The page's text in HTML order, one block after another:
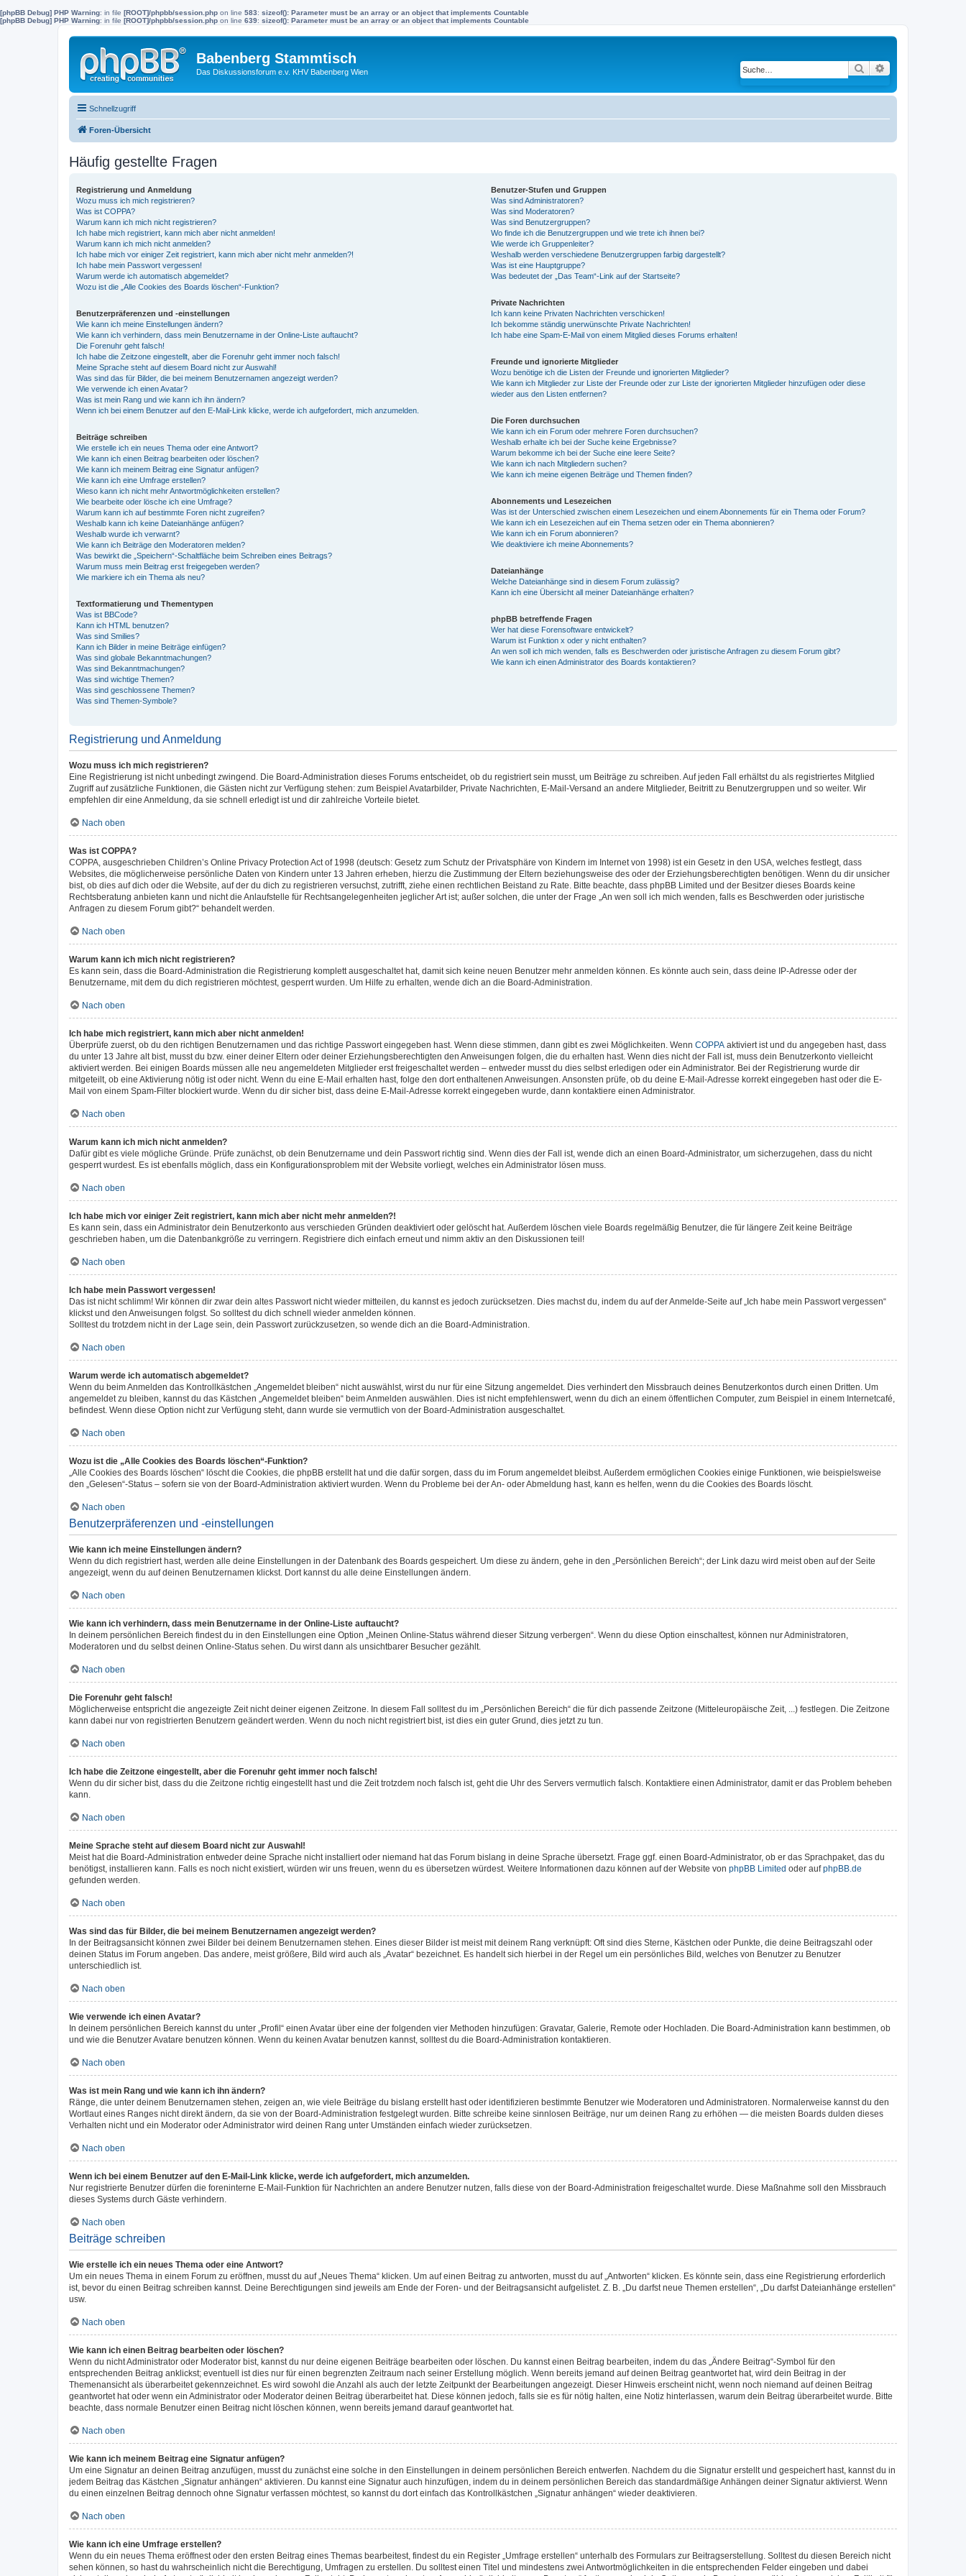
[phpBB Debug] PHP Warning: in file [ROOT]/phpbb/session.php on line 583: sizeof(): Parameter must be an array or an object that implements Countable
[phpBB Debug] PHP Warning: in file [ROOT]/phpbb/session.php on line 639: sizeof(): Parameter must be an array or an object that implements Countable
Babenberg Stammtisch
Das Diskussionsforum e.v. KHV Babenberg Wien Suche
Schnellzugriff
Foren-Übersicht
Häufig gestellte Fragen
Registrierung und Anmeldung
Wozu muss ich mich registrieren?
Was ist COPPA?
Warum kann ich mich nicht registrieren?
Ich habe mich registriert, kann mich aber nicht anmelden!
Warum kann ich mich nicht anmelden?
Ich habe mich vor einiger Zeit registriert, kann mich aber nicht mehr anmelden?!
Ich habe mein Passwort vergessen!
Warum werde ich automatisch abgemeldet?
Wozu ist die „Alle Cookies des Boards löschen“-Funktion?
Benutzerpräferenzen und -einstellungen
Wie kann ich meine Einstellungen ändern?
Wie kann ich verhindern, dass mein Benutzername in der Online-Liste auftaucht?
Die Forenuhr geht falsch!
Ich habe die Zeitzone eingestellt, aber die Forenuhr geht immer noch falsch!
Meine Sprache steht auf diesem Board nicht zur Auswahl!
Was sind das für Bilder, die bei meinem Benutzernamen angezeigt werden?
Wie verwende ich einen Avatar?
Was ist mein Rang und wie kann ich ihn ändern?
Wenn ich bei einem Benutzer auf den E-Mail-Link klicke, werde ich aufgefordert, mich anzumelden.
Beiträge schreiben
Wie erstelle ich ein neues Thema oder eine Antwort?
Wie kann ich einen Beitrag bearbeiten oder löschen?
Wie kann ich meinem Beitrag eine Signatur anfügen?
Wie kann ich eine Umfrage erstellen?
Wieso kann ich nicht mehr Antwortmöglichkeiten erstellen?
Wie bearbeite oder lösche ich eine Umfrage?
Warum kann ich auf bestimmte Foren nicht zugreifen?
Weshalb kann ich keine Dateianhänge anfügen?
Weshalb wurde ich verwarnt?
Wie kann ich Beiträge den Moderatoren melden?
Was bewirkt die „Speichern“-Schaltfläche beim Schreiben eines Beitrags?
Warum muss mein Beitrag erst freigegeben werden?
Wie markiere ich ein Thema als neu?
Textformatierung und Thementypen
Was ist BBCode?
Kann ich HTML benutzen?
Was sind Smilies?
Kann ich Bilder in meine Beiträge einfügen?
Was sind globale Bekanntmachungen?
Was sind Bekanntmachungen?
Was sind wichtige Themen?
Was sind geschlossene Themen?
Was sind Themen-Symbole?
Benutzer-Stufen und Gruppen
Was sind Administratoren?
Was sind Moderatoren?
Was sind Benutzergruppen?
Wo finde ich die Benutzergruppen und wie trete ich ihnen bei?
Wie werde ich Gruppenleiter?
Weshalb werden verschiedene Benutzergruppen farbig dargestellt?
Was ist eine Hauptgruppe?
Was bedeutet der „Das Team“-Link auf der Startseite?
Private Nachrichten
Ich kann keine Privaten Nachrichten verschicken!
Ich bekomme ständig unerwünschte Private Nachrichten!
Ich habe eine Spam-E-Mail von einem Mitglied dieses Forums erhalten!
Freunde und ignorierte Mitglieder
Wozu benötige ich die Listen der Freunde und ignorierten Mitglieder?
Wie kann ich Mitglieder zur Liste der Freunde oder zur Liste der ignorierten Mitglieder hinzufügen oder diese
wieder aus den Listen entfernen?
Die Foren durchsuchen
Wie kann ich ein Forum oder mehrere Foren durchsuchen?
Weshalb erhalte ich bei der Suche keine Ergebnisse?
Warum bekomme ich bei der Suche eine leere Seite?
Wie kann ich nach Mitgliedern suchen?
Wie kann ich meine eigenen Beiträge und Themen finden?
Abonnements und Lesezeichen
Was ist der Unterschied zwischen einem Lesezeichen und einem Abonnements für ein Thema oder Forum?
Wie kann ich ein Lesezeichen auf ein Thema setzen oder ein Thema abonnieren?
Wie kann ich ein Forum abonnieren?
Wie deaktiviere ich meine Abonnements?
Dateianhänge
Welche Dateianhänge sind in diesem Forum zulässig?
Kann ich eine Übersicht all meiner Dateianhänge erhalten?
phpBB betreffende Fragen
Wer hat diese Forensoftware entwickelt?
Warum ist Funktion x oder y nicht enthalten?
An wen soll ich mich wenden, falls es Beschwerden oder juristische Anfragen zu diesem Forum gibt?
Wie kann ich einen Administrator des Boards kontaktieren?
Registrierung und Anmeldung
Wozu muss ich mich registrieren?
Eine Registrierung ist nicht unbedingt zwingend. Die Board-Administration dieses Forums entscheidet, ob du registriert sein musst, um Beiträge zu schreiben. Auf jeden Fall erhältst du als registriertes Mitglied
Zugriff auf zusätzliche Funktionen, die Gästen nicht zur Verfügung stehen: zum Beispiel Avatarbilder, Private Nachrichten, E-Mail-Versand an andere Mitglieder, Beitritt zu Benutzergruppen und so weiter. Wir
empfehlen dir eine Anmeldung, da sie schnell erledigt ist und dir zahlreiche Vorteile bietet.
Nach oben
Was ist COPPA?
COPPA, ausgeschrieben Children’s Online Privacy Protection Act of 1998 (deutsch: Gesetz zum Schutz der Privatsphäre von Kindern im Internet von 1998) ist ein Gesetz in den USA, welches festlegt, dass
Websites, die möglicherweise persönliche Daten von Kindern unter 13 Jahren erheben, hierzu die Zustimmung der Eltern beziehungsweise des oder der Erziehungsberechtigten benötigen. Wenn du dir unsicher
bist, ob dies auf dich oder die Website, auf der du dich zu registrieren versuchst, zutrifft, ziehe einen rechtlichen Beistand zu Rate. Bitte beachte, dass phpBB Limited und der Besitzer dieses Boards keine
Rechtsberatung anbieten kann und nicht die Anlaufstelle für Rechtsangelegenheiten jeglicher Art ist; außer solchen, die unter der Frage „An wen soll ich mich wenden, falls es Beschwerden oder juristische
Anfragen zu diesem Forum gibt?“ behandelt werden.
Nach oben
Warum kann ich mich nicht registrieren?
Es kann sein, dass die Board-Administration die Registrierung komplett ausgeschaltet hat, damit sich keine neuen Benutzer mehr anmelden können. Es könnte auch sein, dass deine IP-Adresse oder der
Benutzername, mit dem du dich registrieren möchtest, gesperrt wurden. Um Hilfe zu erhalten, wende dich an die Board-Administration.
Nach oben
Ich habe mich registriert, kann mich aber nicht anmelden!
Überprüfe zuerst, ob du den richtigen Benutzernamen und das richtige Passwort eingegeben hast. Wenn diese stimmen, dann gibt es zwei Möglichkeiten. Wenn COPPA aktiviert ist und du angegeben hast, dass
du unter 13 Jahre alt bist, musst du bzw. einer deiner Eltern oder deiner Erziehungsberechtigten den Anweisungen folgen, die du erhalten hast. Wenn dies nicht der Fall ist, muss dein Benutzerkonto vielleicht
aktiviert werden. Bei einigen Boards müssen alle neu angemeldeten Mitglieder erst freigeschaltet werden – entweder musst du dies selbst erledigen oder ein Administrator. Bei der Registrierung wurde dir
mitgeteilt, ob eine Aktivierung nötig ist oder nicht. Wenn du eine E-Mail erhalten hast, folge den dort enthaltenen Anweisungen. Ansonsten prüfe, ob du deine E-Mail-Adresse korrekt eingegeben hast oder die E-
Mail von einem Spam-Filter blockiert wurde. Wenn du dir sicher bist, dass deine E-Mail-Adresse korrekt eingegeben wurde, dann kontaktiere einen Administrator.
Nach oben
Warum kann ich mich nicht anmelden?
Dafür gibt es viele mögliche Gründe. Prüfe zunächst, ob dein Benutzername und dein Passwort richtig sind. Wenn dies der Fall ist, wende dich an einen Board-Administrator, um sicherzugehen, dass du nicht
gesperrt wurdest. Es ist ebenfalls möglich, dass ein Konfigurationsproblem mit der Website vorliegt, welches ein Administrator lösen muss.
Nach oben
Ich habe mich vor einiger Zeit registriert, kann mich aber nicht mehr anmelden?!
Es kann sein, dass ein Administrator dein Benutzerkonto aus verschieden Gründen deaktiviert oder gelöscht hat. Außerdem löschen viele Boards regelmäßig Benutzer, die für längere Zeit keine Beiträge
geschrieben haben, um die Datenbankgröße zu verringern. Registriere dich einfach erneut und nimm aktiv an den Diskussionen teil!
Nach oben
Ich habe mein Passwort vergessen!
Das ist nicht schlimm! Wir können dir zwar dein altes Passwort nicht wieder mitteilen, du kannst es jedoch zurücksetzen. Dies machst du, indem du auf der Anmelde-Seite auf „Ich habe mein Passwort vergessen“
klickst und den Anweisungen folgst. So solltest du dich schnell wieder anmelden können.
Solltest du trotzdem nicht in der Lage sein, dein Passwort zurückzusetzen, so wende dich an die Board-Administration.
Nach oben
Warum werde ich automatisch abgemeldet?
Wenn du beim Anmelden das Kontrollkästchen „Angemeldet bleiben“ nicht auswählst, wirst du nur für eine Sitzung angemeldet. Dies verhindert den Missbrauch deines Benutzerkontos durch einen Dritten. Um
angemeldet zu bleiben, kannst du das Kästchen „Angemeldet bleiben“ beim Anmelden auswählen. Dies ist nicht empfehlenswert, wenn du dich an einem öffentlichen Computer, zum Beispiel in einem Internetcafé,
befindest. Wenn diese Option nicht zur Verfügung steht, dann wurde sie vermutlich von der Board-Administration ausgeschaltet.
Nach oben
Wozu ist die „Alle Cookies des Boards löschen“-Funktion?
„Alle Cookies des Boards löschen“ löscht die Cookies, die phpBB erstellt hat und die dafür sorgen, dass du im Forum angemeldet bleibst. Außerdem ermöglichen Cookies einige Funktionen, wie beispielsweise
den „Gelesen“-Status – sofern sie von der Board-Administration aktiviert wurden. Wenn du Probleme bei der An- oder Abmeldung hast, kann es helfen, wenn du die Cookies des Boards löscht.
Nach oben
Benutzerpräferenzen und -einstellungen
Wie kann ich meine Einstellungen ändern?
Wenn du dich registriert hast, werden alle deine Einstellungen in der Datenbank des Boards gespeichert. Um diese zu ändern, gehe in den „Persönlichen Bereich“; der Link dazu wird meist oben auf der Seite
angezeigt, wenn du auf deinen Benutzernamen klickst. Dort kannst du alle deine Einstellungen ändern.
Nach oben
Wie kann ich verhindern, dass mein Benutzername in der Online-Liste auftaucht?
In deinem persönlichen Bereich findest du in den Einstellungen eine Option „Meinen Online-Status während dieser Sitzung verbergen“. Wenn du diese Option einschaltest, können nur Administratoren,
Moderatoren und du selbst deinen Online-Status sehen. Du wirst dann als unsichtbarer Besucher gezählt.
Nach oben
Die Forenuhr geht falsch!
Möglicherweise entspricht die angezeigte Zeit nicht deiner eigenen Zeitzone. In diesem Fall solltest du im „Persönlichen Bereich“ die für dich passende Zeitzone (Mitteleuropäische Zeit, ...) festlegen. Die Zeitzone
kann dabei nur von registrierten Benutzern geändert werden. Wenn du noch nicht registriert bist, ist dies ein guter Grund, dies jetzt zu tun.
Nach oben
Ich habe die Zeitzone eingestellt, aber die Forenuhr geht immer noch falsch!
Wenn du dir sicher bist, dass du die Zeitzone richtig eingestellt hast und die Zeit trotzdem noch falsch ist, geht die Uhr des Servers vermutlich falsch. Kontaktiere einen Administrator, damit er das Problem beheben
kann.
Nach oben
Meine Sprache steht auf diesem Board nicht zur Auswahl!
Meist hat die Board-Administration entweder deine Sprache nicht installiert oder niemand hat das Forum bislang in deine Sprache übersetzt. Frage ggf. einen Board-Administrator, ob er das Sprachpaket, das du
benötigst, installieren kann. Falls es noch nicht existiert, würden wir uns freuen, wenn du es übersetzen würdest. Weitere Informationen dazu können auf der Website von phpBB Limited oder aufphpBB.de
gefunden werden.
Nach oben
Was sind das für Bilder, die bei meinem Benutzernamen angezeigt werden?
In der Beitragsansicht können zwei Bilder bei deinem Benutzernamen stehen. Eines dieser Bilder ist meist mit deinem Rang verknüpft: Oft sind dies Sterne, Kästchen oder Punkte, die deine Beitragszahl oder
deinen Status im Forum angeben. Das andere, meist größere, Bild wird auch als „Avatar“ bezeichnet. Es handelt sich hierbei in der Regel um ein persönliches Bild, welches von Benutzer zu Benutzer
unterschiedlich ist.
Nach oben
Wie verwende ich einen Avatar?
In deinem persönlichen Bereich kannst du unter „Profil“ einen Avatar über eine der folgenden vier Methoden hinzufügen: Gravatar, Galerie, Remote oder Hochladen. Die Board-Administration kann bestimmen, ob
und wie die Benutzer Avatare benutzen können. Wenn du keinen Avatar benutzen kannst, solltest du die Board-Administration kontaktieren.
Nach oben
Was ist mein Rang und wie kann ich ihn ändern?
Ränge, die unter deinem Benutzernamen stehen, zeigen an, wie viele Beiträge du bislang erstellt hast oder identifizieren bestimmte Benutzer wie Moderatoren und Administratoren. Normalerweise kannst du den
Wortlaut eines Ranges nicht direkt ändern, da sie von der Board-Administration festgelegt wurden. Bitte schreibe keine sinnlosen Beiträge, nur um deinen Rang zu erhöhen — die meisten Boards dulden dieses
Verhalten nicht und ein Moderator oder Administrator wird deinen Rang unter Umständen einfach wieder zurücksetzen.
Nach oben
Wenn ich bei einem Benutzer auf den E-Mail-Link klicke, werde ich aufgefordert, mich anzumelden.
Nur registrierte Benutzer dürfen die foreninterne E-Mail-Funktion für Nachrichten an andere Benutzer nutzen, falls diese von der Board-Administration freigeschaltet wurde. Diese Maßnahme soll den Missbrauch
dieses Systems durch Gäste verhindern.
Nach oben
Beiträge schreiben
Wie erstelle ich ein neues Thema oder eine Antwort?
Um ein neues Thema in einem Forum zu eröffnen, musst du auf „Neues Thema“ klicken. Um auf einen Beitrag zu antworten, musst du auf „Antworten“ klicken. Es könnte sein, dass eine Registrierung erforderlich
ist, bevor du einen Beitrag schreiben kannst. Deine Berechtigungen sind jeweils am Ende der Foren- und der Beitragsansicht aufgelistet. Z. B. „Du darfst neue Themen erstellen“, „Du darfst Dateianhänge erstellen“
usw.
Nach oben
Wie kann ich einen Beitrag bearbeiten oder löschen?
Wenn du nicht Administrator oder Moderator bist, kannst du nur deine eigenen Beiträge bearbeiten oder löschen. Du kannst einen Beitrag bearbeiten, indem du das „Ändere Beitrag“-Symbol für den
entsprechenden Beitrag anklickst; eventuell ist dies nur für einen begrenzten Zeitraum nach seiner Erstellung möglich. Wenn bereits jemand auf deinen Beitrag geantwortet hat, wird dein Beitrag in der
Themenansicht als überarbeitet gekennzeichnet. Es wird sowohl die Anzahl als auch der letzte Zeitpunkt der Bearbeitungen angezeigt. Dieser Hinweis erscheint nicht, wenn noch niemand auf deinen Beitrag
geantwortet hat oder wenn ein Administrator oder Moderator deinen Beitrag überarbeitet hat. Diese können jedoch, falls sie es für nötig halten, eine Notiz hinterlassen, warum dein Beitrag überarbeitet wurde. Bitte
beachte, dass normale Benutzer einen Beitrag nicht löschen können, wenn bereits jemand darauf geantwortet hat.
Nach oben
Wie kann ich meinem Beitrag eine Signatur anfügen?
Um eine Signatur an deinen Beitrag anzufügen, musst du zunächst eine solche in den Einstellungen in deinem persönlichen Bereich entwerfen. Nachdem du die Signatur erstellt und gespeichert hast, kannst du in
jedem Beitrag das Kästchen „Signatur anhängen“ aktivieren. Du kannst eine Signatur auch hinzufügen, indem du in deinem persönlichen Bereich das standardmäßige Anhängen deiner Signatur aktivierst. Wenn
du einen einzelnen Beitrag dennoch ohne Signatur verfassen möchtest, so kannst du dort einfach das Kontrollkästchen „Signatur anhängen“ wieder deaktivieren.
Nach oben
Wie kann ich eine Umfrage erstellen?
Wenn du ein neues Thema eröffnest oder den ersten Beitrag eines Themas bearbeitest, findest du ein Register „Umfrage erstellen“ unterhalb des Formulars zur Beitragserstellung. Solltest du diesen Bereich nicht
sehen können, so hast du wahrscheinlich nicht die Berechtigung, Umfragen zu erstellen. Du solltest einen Titel und mindestens zwei Antwortmöglichkeiten in die entsprechenden Felder eingeben und dabei